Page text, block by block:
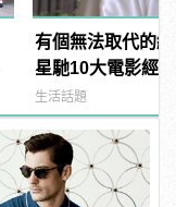
有個無法取代的
星馳10大電影經
不記得了！
生活話題